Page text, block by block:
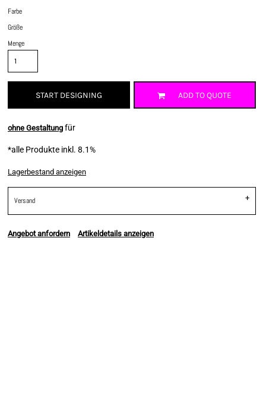
Farbe
Größe
Menge
START DESIGNING ADD TO QUOTE
ohne Gestaltung für
*alle Produkte inkl. 8.1%
Lagerbestand anzeigen
Versand
Angebot anfordern Artikeldetails anzeigen